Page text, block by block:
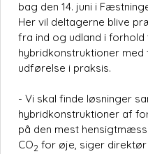
bag den 14. juni i
Her vil deltagerne blive
fra ind og udland i
hybridkonstruktioner
udførelse i praksis.
- Vi skal finde løsninger
hybridkonstruktioner af
på den mest
CO2 for øje, siger